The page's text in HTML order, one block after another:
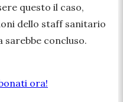
questo il caso,
dello staff sanitario
sarebbe concluso.
ora!